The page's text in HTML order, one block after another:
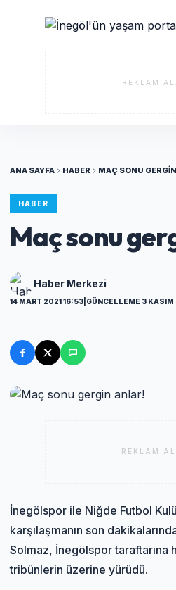
REKLAM
ANA SAYFA HABER MAÇ SONU
HABER
Maç sonu
Haber Merkezi
14 MART 2021 16:53 GÜNCELLEME 3
REKLAM
İnegölspor ile Niğde Futbol
karşılaşmanın son
Solmaz, İnegölspor taraftarına
tribünlerin üzerine yürüdü.